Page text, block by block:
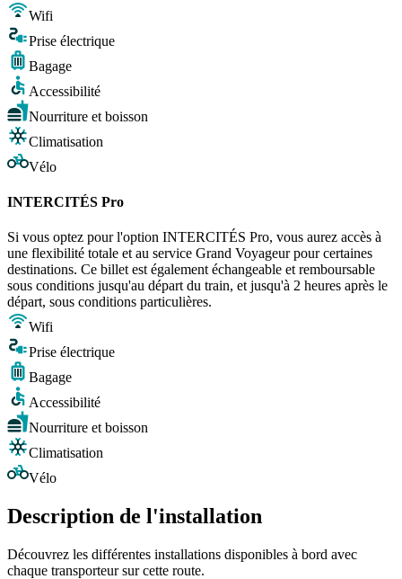
Wifi
Prise électrique
Bagage
Accessibilité
Nourriture et boisson
Climatisation
Vélo
INTERCITÉS Pro
Si vous optez pour l'option INTERCITÉS Pro, vous aurez accès à
une flexibilité totale et au service Grand Voyageur pour certaines
destinations. Ce billet est également échangeable et remboursable
sous conditions jusqu'au départ du train, et jusqu'à 2 heures après le
départ, sous conditions particulières.
Wifi
Prise électrique
Bagage
Accessibilité
Nourriture et boisson
Climatisation
Vélo
Description de l'installation
Découvrez les différentes installations disponibles à bord avec
chaque transporteur sur cette route.